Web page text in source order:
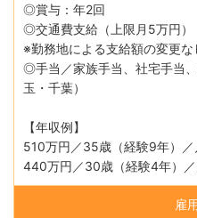
◎賞与：年2回
◎交通費支給（上限月5万円）
※勤務地による支給額の変更な
◎手当／家族手当、社宅手当
玉・千葉）
【年収例】
510万円／35歳（経験9年）
440万円／30歳（経験4年）
雇